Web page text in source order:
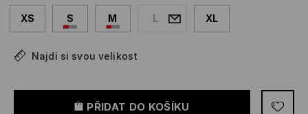
XS S M L XL
Najdi si svou velikost
PŘIDAT DO KOŠÍKU